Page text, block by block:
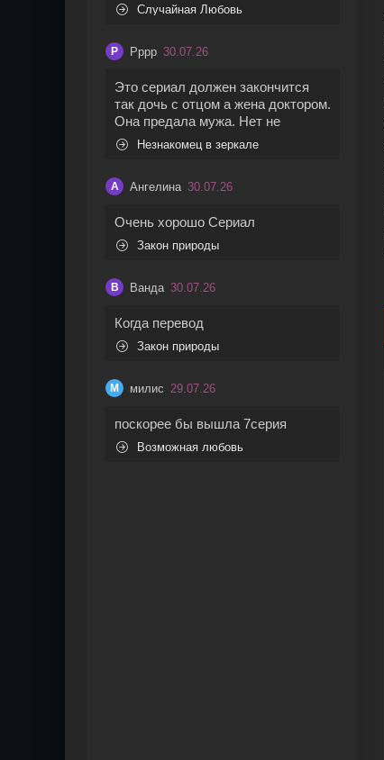
Случайная Любовь
Р Рррр 30.07.26
Это сериал должен закончится
так дочь с отцом а жена доктором.
Она предала мужа. Нет не
Незнакомец в зеркале
А Ангелина 30.07.26
Очень хорошо Сериал
Закон природы
В Ванда 30.07.26
Когда перевод
Закон природы
М милис 29.07.26
поскорее бы вышла 7серия
Возможная любовь